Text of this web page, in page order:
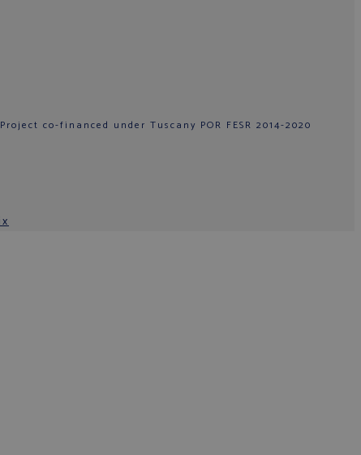
co-financed under Tuscany POR FESR 2014-2020